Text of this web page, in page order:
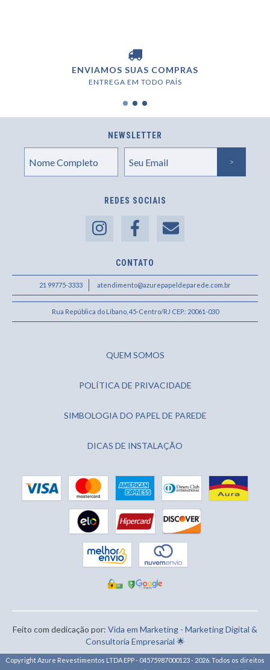
ENVIAMOS SUAS COMPRAS
ENTREGA EM TODO PAÍS
NEWSLETTER
REDES SOCIAIS
CONTATO
21 99775-3333 atendimento@azurepapeldeparede.com.br
Rua República do Líbano, 45-Centro/RJ CEP.: 20061-030
QUEM SOMOS
POLÍTICA DE PRIVACIDADE
SIMBOLOGIA DO PAPEL DE PAREDE
DICAS DE INSTALAÇÃO
Feito com dedicação por: Vida em Marketing - Marketing Digital &
Consultoria Empresarial 🌟
Copyright Azure Revestimentos LTDA EPP - 04575987000123 - 2026. Todos os direitos